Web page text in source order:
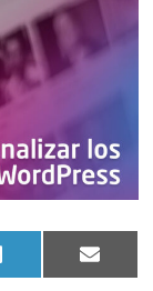
LinkedIn Email